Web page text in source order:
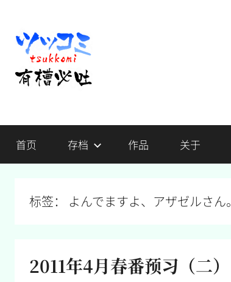
有
槽
必
吐
槽，
首页 存档 作品 关于
标签： よんでますよ、アザゼルさん。
2011年4月春番预习（二）